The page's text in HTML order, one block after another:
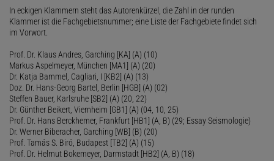
In eckigen Klammern steht das Autorenkürzel, die Zahl in der runden
Klammer ist die Fachgebietsnummer; eine Liste der Fachgebiete findet sich
im Vorwort.
Prof. Dr. Klaus Andres, Garching [KA] (A) (10)
Markus Aspelmeyer, München [MA1] (A) (20)
Dr. Katja Bammel, Cagliari, I [KB2] (A) (13)
Doz. Dr. Hans-Georg Bartel, Berlin [HGB] (A) (02)
Steffen Bauer, Karlsruhe [SB2] (A) (20, 22)
Dr. Günther Beikert, Viernheim [GB1] (A) (04, 10, 25)
Prof. Dr. Hans Berckhemer, Frankfurt [HB1] (A, B) (29; Essay Seismologie)
Dr. Werner Biberacher, Garching [WB] (B) (20)
Prof. Tamás S. Biró, Budapest [TB2] (A) (15)
Prof. Dr. Helmut Bokemeyer, Darmstadt [HB2] (A, B) (18)